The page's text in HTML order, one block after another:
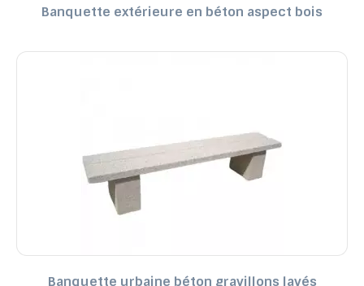
Banquette extérieure en béton aspect bois
Banquette urbaine béton gravillons lavés